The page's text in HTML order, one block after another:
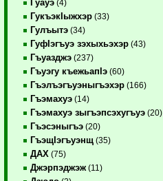
Гуауэ (4)
ГукъэкIыжхэр (33)
Гулъытэ (34)
ГуфIэгъуэ зэхыхьэхэр (43)
Гъуазджэ (237)
Гъуэгу къежьапIэ (60)
Гъэлъэгъуэныгъэхэр (166)
Гъэмахуэ (14)
Гъэмахуэ зыгъэпсэхугъуэ (20)
Гъэсэныгъэ (20)
ГъэщIэгъуэнщ (35)
ДАХ (75)
Джэрпэджэж (11)